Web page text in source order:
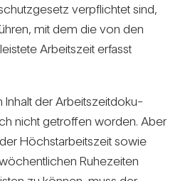
ver­pflichtet sind,
mit dem die von den
Arbeits­zeit erfasst
Inhalt der Arbeits­zeit­do­ku­
nicht getroffen worden. Aber
Höchst­ar­beits­zeit sowie
Ruhe­zeiten